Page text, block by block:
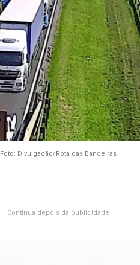
Foto: Divulgação/Rota das Bandeiras
Continua depois da publicidade